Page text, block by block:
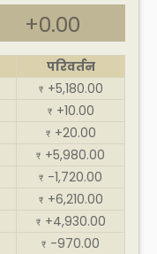
+0.00
परिवर्तन
₹ +5,180.00
₹ +10.00
₹ +20.00
₹ +5,980.00
₹ -1,720.00
₹ +6,210.00
₹ +4,930.00
₹ -970.00